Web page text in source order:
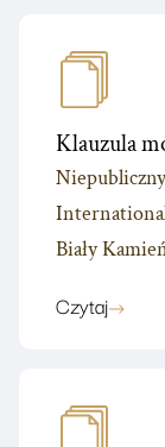
Klauzula
Biały
Czytaj